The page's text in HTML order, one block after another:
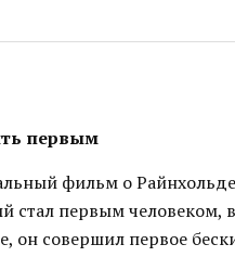
первым
фильм о
стал первым
он совершил первое